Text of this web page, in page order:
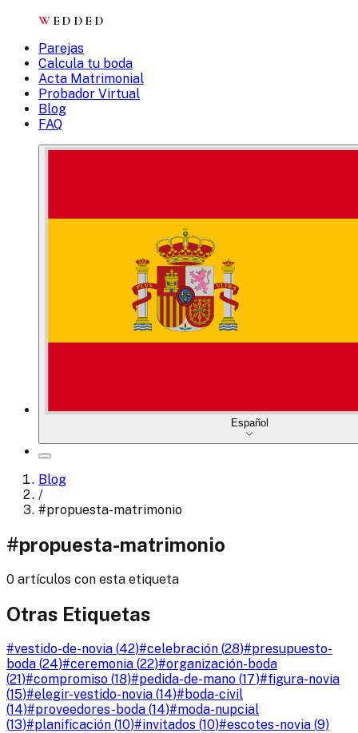
W EDDED
Parejas
Calcula tu boda
Acta Matrimonial
Probador Virtual
Blog
FAQ
Español
Blog
/
#propuesta-matrimonio
#propuesta-matrimonio
0 artículos con esta etiqueta
Otras Etiquetas
#vestido-de-novia (42)#celebración (28)#presupuesto-
boda (24)#ceremonia (22)#organización-boda
(21)#compromiso (18)#pedida-de-mano (17)#figura-novia
(15)#elegir-vestido-novia (14)#boda-civil
(14)#proveedores-boda (14)#moda-nupcial
(13)#planificación (10)#invitados (10)#escotes-novia (9)